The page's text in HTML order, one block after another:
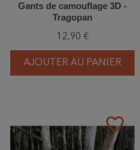
Gants de camouflage 3D -
Tragopan
12,90 €
AJOUTER AU PANIER
favorite_border